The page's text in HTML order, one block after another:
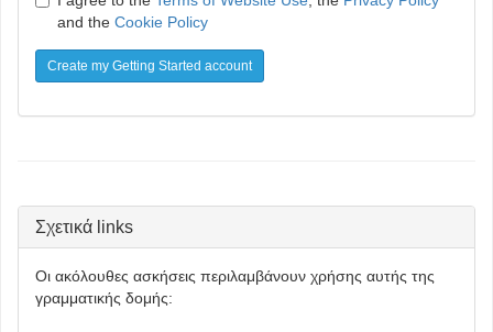
and the Cookie Policy
Create my Getting Started account
Σχετικά links
Οι ακόλουθες ασκήσεις περιλαμβάνουν χρήσης αυτής της
γραμματικής δομής: